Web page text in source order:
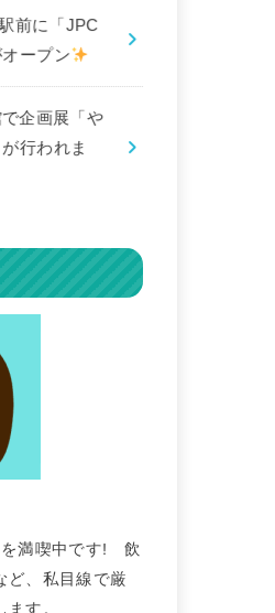
前に「JPC
ープン
企画展「や
行われま
を満喫中です! 飲
ど、私目線で厳
す。